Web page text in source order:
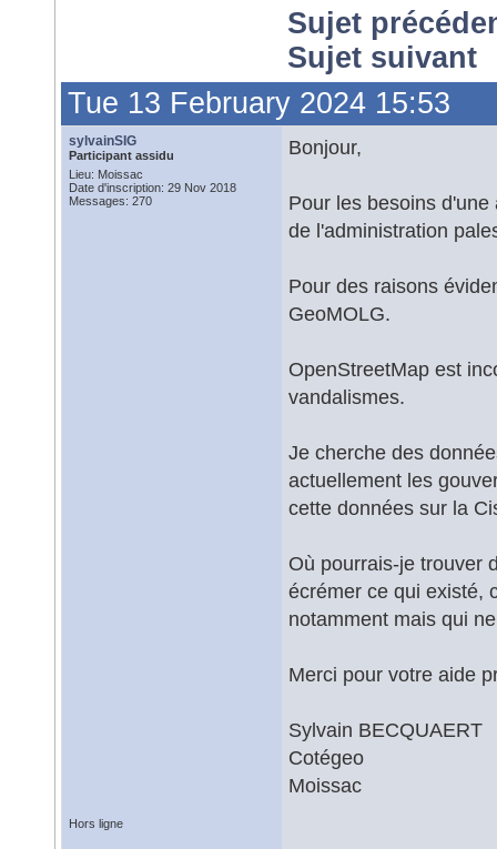
Sujet
Sujet suivant
Tue 13 February 2024 15:53
sylvainSIG
Participant assidu
Lieu: Moissac
Date d'inscription: 29 Nov 2018
Messages: 270
Bonjour,
Pour les besoins
de l'administration
Pour des raisons
GeoMOLG.
OpenStreetMap est
vandalismes.
Je cherche des
actuellement les
cette données sur la
Où pourrais-je trouver
écrémer ce qui existé,
notamment mais qui
Merci pour votre aide
Sylvain BECQUAERT
Cotégeo
Moissac
Hors ligne